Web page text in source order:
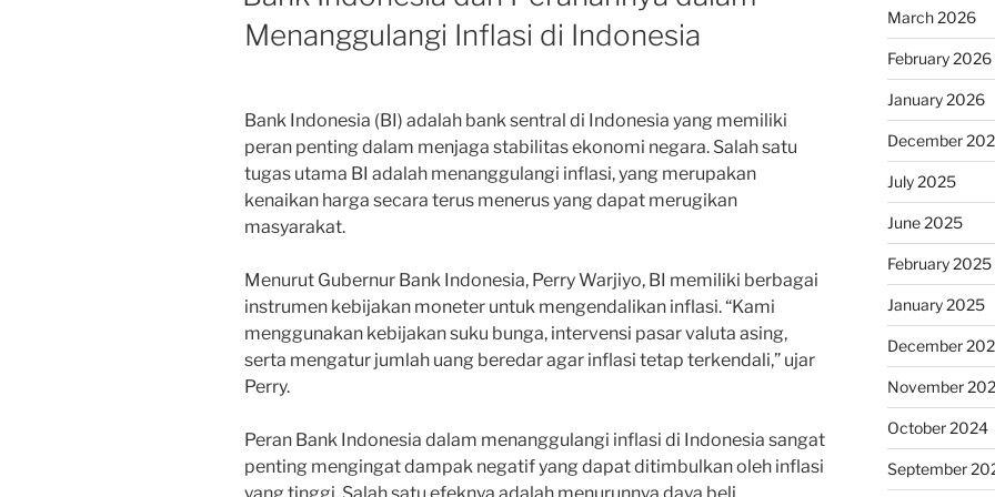
Menanggulangi Inflasi di Indonesia
Bank Indonesia (BI) adalah bank sentral di Indonesia yang memiliki
peran penting dalam menjaga stabilitas ekonomi negara. Salah satu
tugas utama BI adalah menanggulangi inflasi, yang merupakan
kenaikan harga secara terus menerus yang dapat merugikan
masyarakat.
Menurut Gubernur Bank Indonesia, Perry Warjiyo, BI memiliki berbagai
instrumen kebijakan moneter untuk mengendalikan inflasi. “Kami
menggunakan kebijakan suku bunga, intervensi pasar valuta asing,
serta mengatur jumlah uang beredar agar inflasi tetap terkendali,” ujar
Perry.
Peran Bank Indonesia dalam menanggulangi inflasi di Indonesia sangat
penting mengingat dampak negatif yang dapat ditimbulkan oleh inflasi
March 2026
February 2026
January 2026
December
July 2025
June 2025
February 2025
January 2025
December
November
October 2024
September